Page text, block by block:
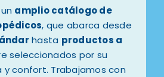
amplio catálogo de
, que abarca desde
hasta productos a
seleccionados por su
y confort. Trabajamos con